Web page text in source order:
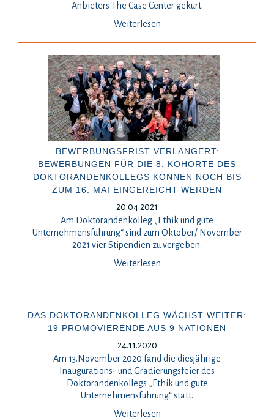
Anbieters The Case Center gekürt.
Weiterlesen
BEWERBUNGSFRIST VERLÄNGERT:
BEWERBUNGEN FÜR DIE 8. KOHORTE DES
DOKTORANDENKOLLEGS KÖNNEN NOCH BIS
ZUM 16. MAI EINGEREICHT WERDEN
20.04.2021
Am Doktorandenkolleg „Ethik und gute
Unternehmensführung“ sind zum Oktober/ November
2021 vier Stipendien zu vergeben.
Weiterlesen
DAS DOKTORANDENKOLLEG WÄCHST WEITER:
19 PROMOVIERENDE AUS 9 NATIONEN
24.11.2020
Am 13.November 2020 fand die diesjährige
Inaugurations- und Gradierungsfeier des
Doktorandenkollegs „Ethik und gute
Unternehmensführung“ statt.
Weiterlesen